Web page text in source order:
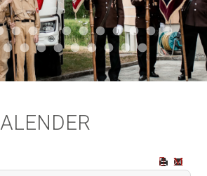
044
Aktuell 043
Aktuell 041
Aktuell 042
Aktuell 035
Aktuell 031
Aktuell 032
Aktuell 033
Aktuell 029
Aktuell 027
Aktuell 026
Start
019010
Start 010Start 002
Auto 002
Auto 009Auto 006Start 008
Start 005Start 003Start 006